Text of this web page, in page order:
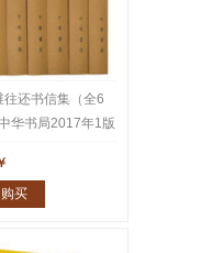
往还书信集（全6
华书局2017年1版
多页真迹，名
买